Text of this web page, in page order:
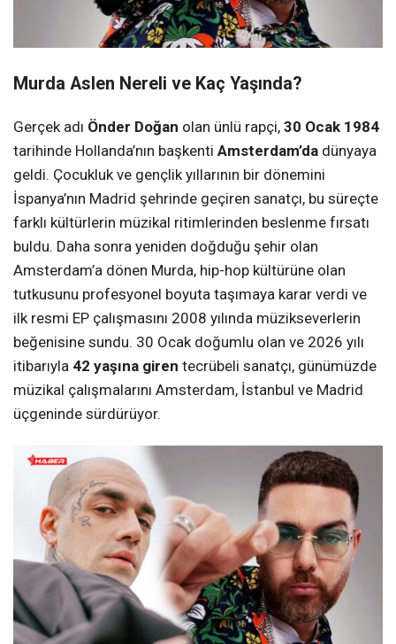
Murda Aslen Nereli ve Kaç Yaşında?
Gerçek adı Önder Doğan olan ünlü rapçi, 30 Ocak 1984
tarihinde Hollanda’nın başkenti Amsterdam’da dünyaya
geldi. Çocukluk ve gençlik yıllarının bir dönemini
İspanya’nın Madrid şehrinde geçiren sanatçı, bu süreçte
farklı kültürlerin müzikal ritimlerinden beslenme fırsatı
buldu. Daha sonra yeniden doğduğu şehir olan
Amsterdam’a dönen Murda, hip-hop kültürüne olan
tutkusunu profesyonel boyuta taşımaya karar verdi ve
ilk resmi EP çalışmasını 2008 yılında müzikseverlerin
beğenisine sundu. 30 Ocak doğumlu olan ve 2026 yılı
itibarıyla 42 yaşına giren tecrübeli sanatçı, günümüzde
müzikal çalışmalarını Amsterdam, İstanbul ve Madrid
üçgeninde sürdürüyor.